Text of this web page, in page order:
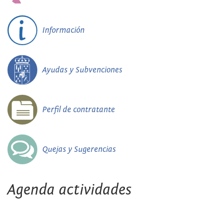
Información
Ayudas y Subvenciones
Perfil de contratante
Quejas y Sugerencias
Agenda actividades